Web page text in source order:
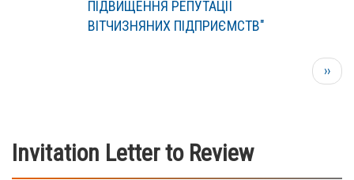
ПІДВИЩЕННЯ РЕПУТАЦІЇ
ВІТЧИЗНЯНИХ ПІДПРИЄМСТВ"
Next
page
››
Invitation Letter to Review